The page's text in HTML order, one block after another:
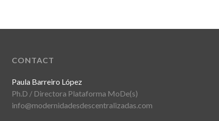
CONTACT
Paula Barreiro López
Ph.D / Directora Plataforma MoDe(s)
info@modernidadesdescentralizadas.com